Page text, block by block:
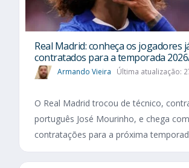
Real Madrid: conheça os jogadores
contratados para a temporada
Armando Vieira Última atualização:
O Real Madrid trocou de técnico,
português José Mourinho, e chega
contratações para a próxima